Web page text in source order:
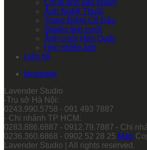
Chụp ảnh sản phẩm
Ảnh Nghệ Thuật
Trang Điểm Cô Dâu
Studio ảnh cưới
Ảnh cưới Hàn Quốc
Học nhiếp ảnh
Liên hệ
facebook
Lavender Studio
-Trụ sở Hà Nội:
0243.990.5758 - 091 493 7887
- Chi nhánh TP HCM:
0283.886.6887 - 0912.79.7887 - Chi
0236.360.6868 - 0902 52 28 25 Map
Lavender Studio | All rights reserved.